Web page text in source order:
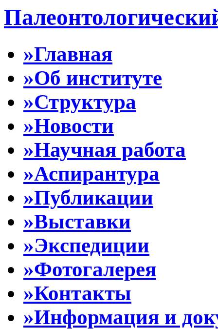
»Главная
»Об институте
»Структура
»Новости
»Научная работа
»Аспирантура
»Публикации
»Выставки
»Экспедиции
»Фотогалерея
»Контакты
»Информация и